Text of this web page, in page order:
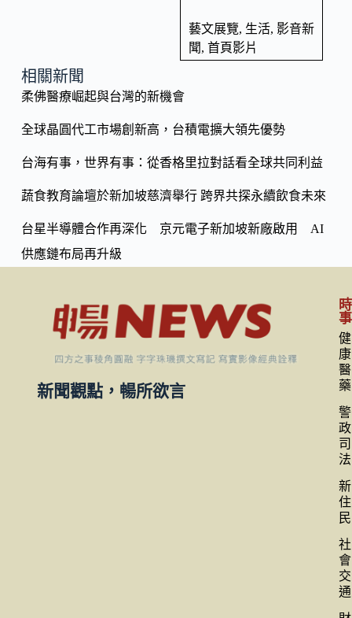
藝文展覽, 生活, 影音新
聞, 首頁影片
相關新聞
柔佛醫療崛起與台灣的新機會
全球晶圓代工市場創新高，台積電擴大領先優勢
台海有事，世界有事：從香格里拉對話看全球共同利益
蔬食教育論壇於新加坡慈濟舉行 跨界共探永續飲食未來
台星半導體合作再深化 京元電子新加坡新廠啟用 AI
供應鏈布局再升級
新聞觀點，暢所欲言
時
事
健
康
醫
藥
警
政
司
法
新
住
民
社
會
交
通